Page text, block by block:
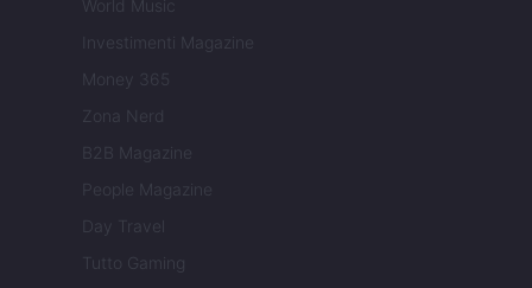
World Music
Investimenti Magazine
Money 365
Zona Nerd
B2B Magazine
People Magazine
Day Travel
Tutto Gaming